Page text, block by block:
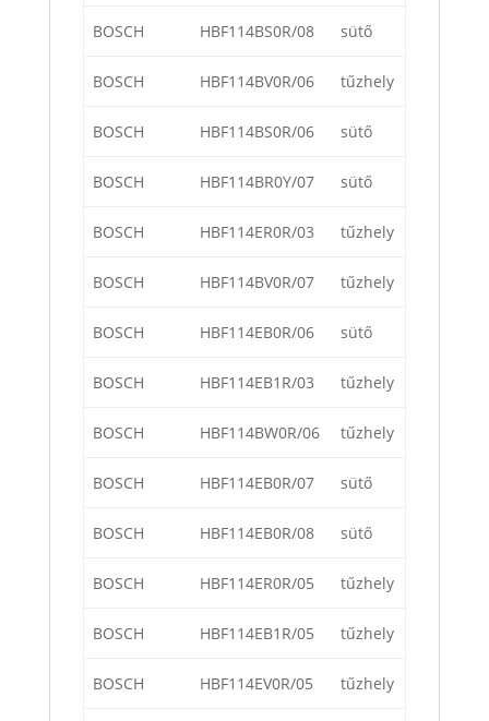
BOSCH HBF114BS0R/08 sütő
BOSCH HBF114BV0R/06 tűzhely
BOSCH HBF114BS0R/06 sütő
BOSCH HBF114BR0Y/07 sütő
BOSCH HBF114ER0R/03 tűzhely
BOSCH HBF114BV0R/07 tűzhely
BOSCH HBF114EB0R/06 sütő
BOSCH HBF114EB1R/03 tűzhely
BOSCH HBF114BW0R/06 tűzhely
BOSCH HBF114EB0R/07 sütő
BOSCH HBF114EB0R/08 sütő
BOSCH HBF114ER0R/05 tűzhely
BOSCH HBF114EB1R/05 tűzhely
BOSCH HBF114EV0R/05 tűzhely